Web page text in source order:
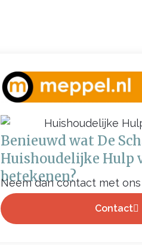
Benieuwd wat De
Huishoudelijke Hulp
betekenen?
Neem dan contact met ons
Contact